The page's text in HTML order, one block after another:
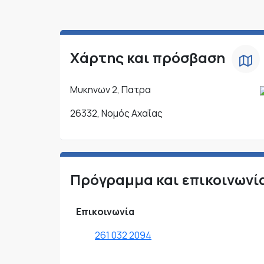
Χάρτης και πρόσβαση
Μυκηνων 2, Πατρα
26332, Νομός Αχαΐας
Πρόγραμμα και
Επικοινωνία
261 032 2094